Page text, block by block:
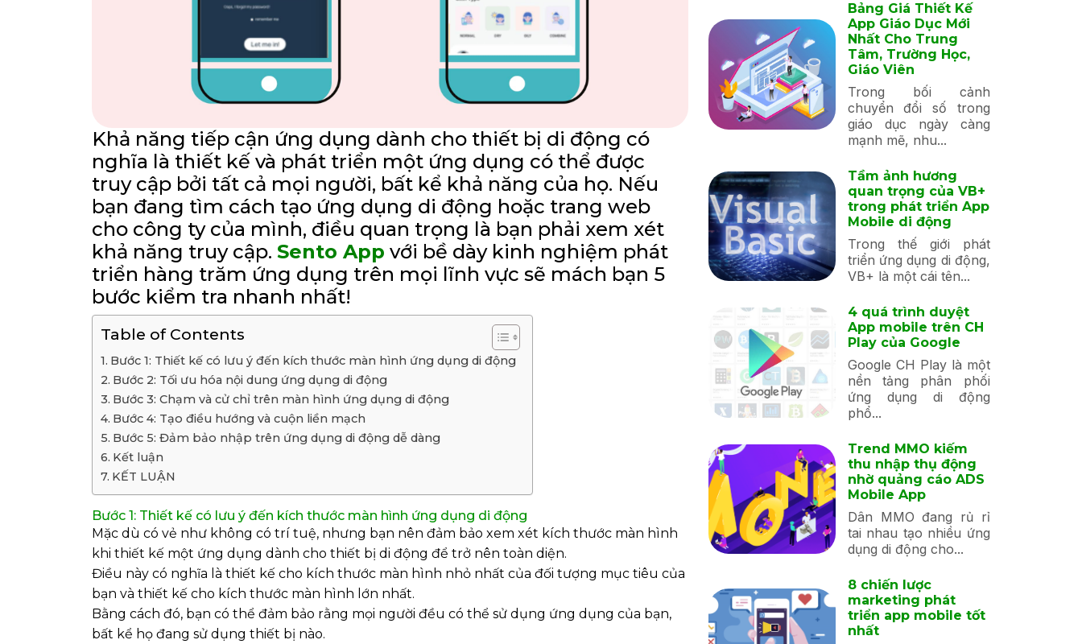
Khả năng tiếp cận ứng dụng dành cho thiết bị di động có
nghĩa là thiết kế và phát triển một ứng dụng có thể được
truy cập bởi tất cả mọi người, bất kể khả năng của họ. Nếu
bạn đang tìm cách tạo ứng dụng di động hoặc trang web
cho công ty của mình, điều quan trọng là bạn phải xem xét
khả năng truy cập. Sento App với bề dày kinh nghiệm phát
triển hàng trăm ứng dụng trên mọi lĩnh vực sẽ mách bạn 5
bước kiểm tra nhanh nhất!
Table of Contents
Bước 1: Thiết kế có lưu ý đến kích thước màn hình ứng dụng di động
Bước 2: Tối ưu hóa nội dung ứng dụng di động
Bước 3: Chạm và cử chỉ trên màn hình ứng dụng di động
Bước 4: Tạo điều hướng và cuộn liền mạch
Bước 5: Đảm bảo nhập trên ứng dụng di động dễ dàng
Kết luận
KẾT LUẬN
Bước 1: Thiết kế có lưu ý đến kích thước màn hình ứng dụng di động
Mặc dù có vẻ như không có trí tuệ, nhưng bạn nên đảm bảo xem xét kích thước màn hình
khi thiết kế một ứng dụng dành cho thiết bị di động để trở nên toàn diện.
Điều này có nghĩa là thiết kế cho kích thước màn hình nhỏ nhất của đối tượng mục tiêu của
bạn và thiết kế cho kích thước màn hình lớn nhất.
Bằng cách đó, bạn có thể đảm bảo rằng mọi người đều có thể sử dụng ứng dụng của bạn,
bất kể họ đang sử dụng thiết bị nào.
Bảng Giá Thiết Kế
App Giáo Dục Mới
Nhất Cho Trung
Tâm, Trường Học,
Giáo Viên
Trong bối cảnh
chuyển đổi số trong
giáo dục ngày càng
mạnh mẽ, nhu...
Tầm ảnh hương
quan trọng của VB+
trong phát triển App
Mobile di động
Trong thế giới phát
triển ứng dụng di động,
VB+ là một cái tên...
4 quá trình duyệt
App mobile trên CH
Play của Google
Google CH Play là một
nền tảng phân phối
ứng dụng di động
phổ...
Trend MMO kiếm
thu nhập thụ động
nhờ quảng cáo ADS
Mobile App
Dân MMO đang rủ rỉ
tai nhau tạo nhiều ứng
dụng di động cho...
8 chiến lược
marketing phát
triển app mobile tốt
nhất